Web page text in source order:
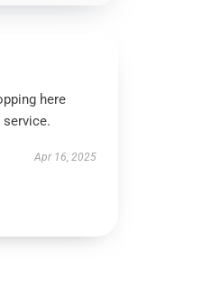
here
Apr 16, 2025